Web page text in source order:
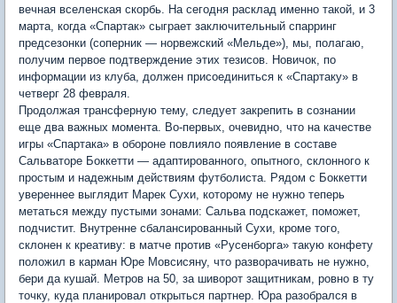
вечная вселенская скорбь. На сегодня расклад именно такой, и 3
марта, когда «Спартак» сыграет заключительный спарринг
предсезонки (соперник — норвежский «Мельде»), мы, полагаю,
получим первое подтверждение этих тезисов. Новичок, по
информации из клуба, должен присоединиться к «Спартаку» в
четверг 28 февраля.
Продолжая трансферную тему, следует закрепить в сознании
еще два важных момента. Во-первых, очевидно, что на качестве
игры «Спартака» в обороне повлияло появление в составе
Сальваторе Боккетти — адаптированного, опытного, склонного к
простым и надежным действиям футболиста. Рядом с Боккетти
увереннее выглядит Марек Сухи, которому не нужно теперь
метаться между пустыми зонами: Сальва подскажет, поможет,
подчистит. Внутренне сбалансированный Сухи, кроме того,
склонен к креативу: в матче против «Русенборга» такую конфету
положил в карман Юре Мовсисяну, что разворачивать не нужно,
бери да кушай. Метров на 50, за шиворот защитникам, ровно в ту
точку, куда планировал открыться партнер. Юра разобрался в